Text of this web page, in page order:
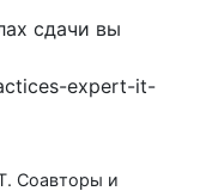
сдачи вы
expert-it-
Соавторы и